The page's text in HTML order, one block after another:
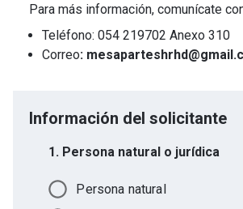
Para más información, comunícate
Teléfono: 054 219702 Anexo 310
Correo:
Información del solicitante
1. Persona natural o jurídica
Persona natural